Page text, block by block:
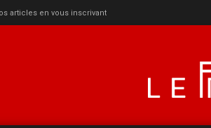
articles en vous inscrivant